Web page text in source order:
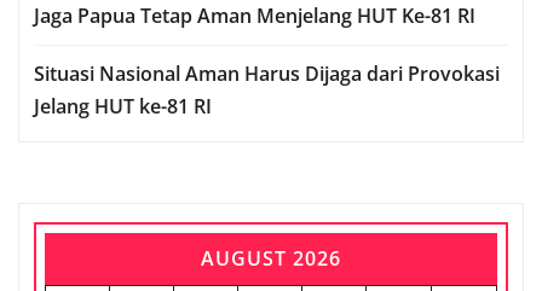
Jaga Papua Tetap Aman Menjelang HUT Ke-81 RI
Situasi Nasional Aman Harus Dijaga dari Provokasi
Jelang HUT ke-81 RI
AUGUST 2026